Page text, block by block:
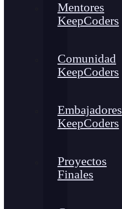
Mentores
KeepCoders
Comunidad
KeepCoders
Embajadores
KeepCoders
Proyectos
Finales